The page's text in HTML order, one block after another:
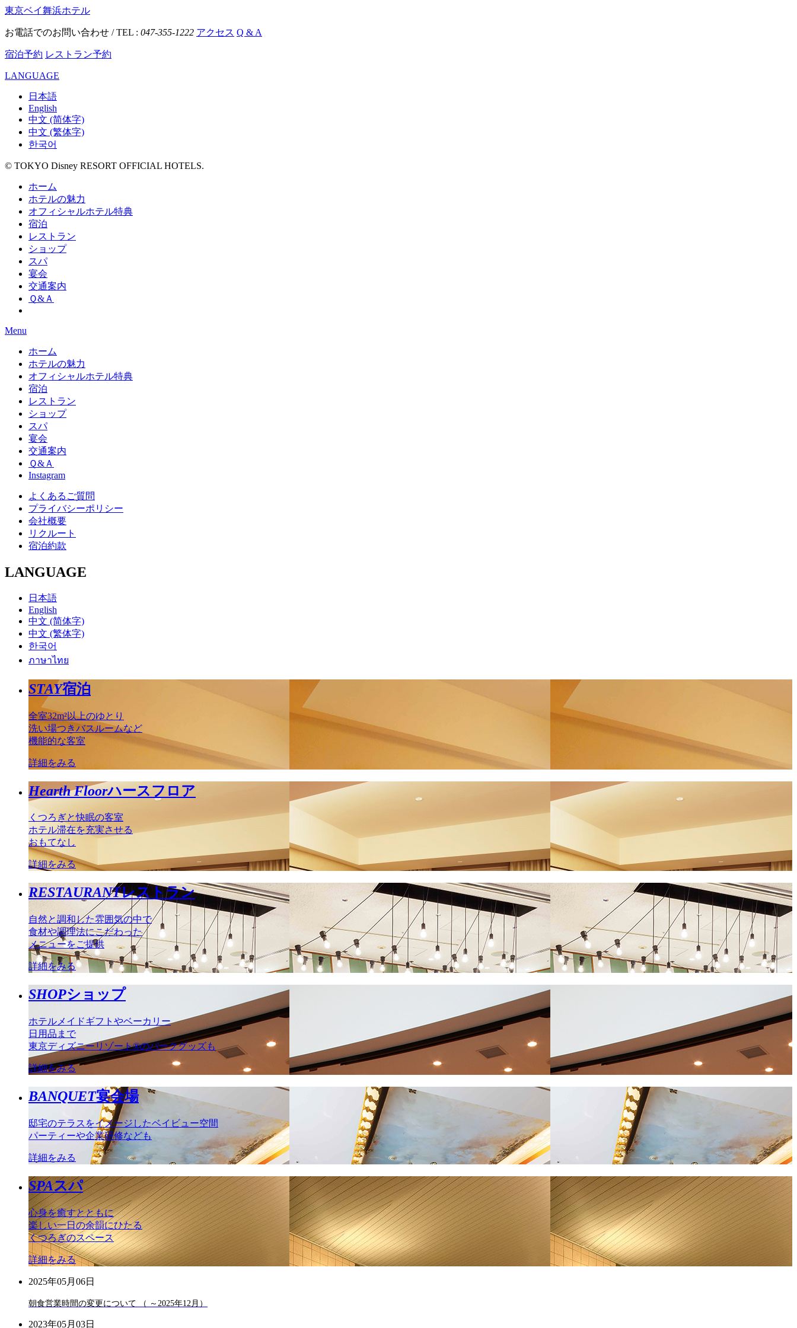
東京ベイ舞浜ホテル
お電話でのお問い合わせ / TEL : 047-355-1222 アクセス Q & A
宿泊予約 レストラン予約
LANGUAGE
日本語
English
中文 (简体字)
中文 (繁体字)
한국어
© TOKYO Disney RESORT OFFICIAL HOTELS.
ホーム
ホテルの魅力
オフィシャルホテル特典
宿泊
レストラン
ショップ
スパ
宴会
交通案内
Ｑ&Ａ
Menu
ホーム
ホテルの魅力
オフィシャルホテル特典
宿泊
レストラン
ショップ
スパ
宴会
交通案内
Ｑ&Ａ
Instagram
よくあるご質問
プライバシーポリシー
会社概要
リクルート
宿泊約款
LANGUAGE
日本語
English
中文 (简体字)
中文 (繁体字)
한국어
ภาษาไทย
STAY宿泊
全室32m²以上のゆとり
洗い場つきバスルームなど
機能的な客室
詳細をみる
Hearth Floorハースフロア
くつろぎと快眠の客室
ホテル滞在を充実させる
おもてなし
詳細をみる
RESTAURANTレストラン
自然と調和した雰囲気の中で
食材や調理法にこだわった
メニューをご提供
詳細をみる
SHOPショップ
ホテルメイドギフトやベーカリー
日用品まで
東京ディズニーリゾート®のパークグッズも
詳細をみる
BANQUET宴会場
邸宅のテラスをイメージしたベイビュー空間
パーティーや企業研修なども
詳細をみる
SPAスパ
心身を癒すとともに
楽しい一日の余韻にひたる
くつろぎのスペース
詳細をみる
2025年05月06日
朝食営業時間の変更について （ ～2025年12月）
2023年05月03日